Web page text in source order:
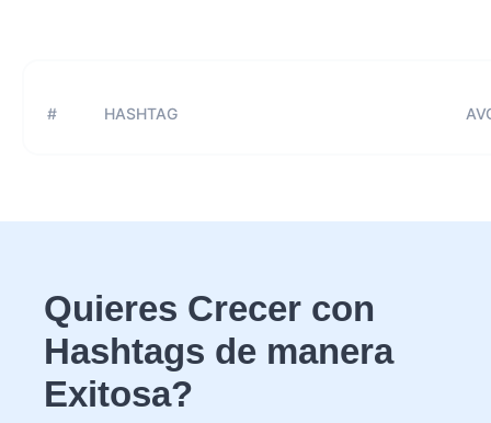
# HASHTAG
Quieres Crecer con
Hashtags de manera
Exitosa?